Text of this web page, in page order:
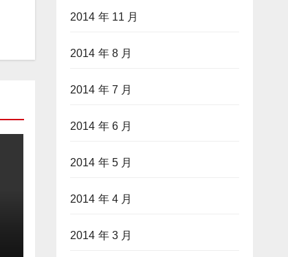
2014 年 11 月
2014 年 8 月
2014 年 7 月
2014 年 6 月
2014 年 5 月
2014 年 4 月
2014 年 3 月